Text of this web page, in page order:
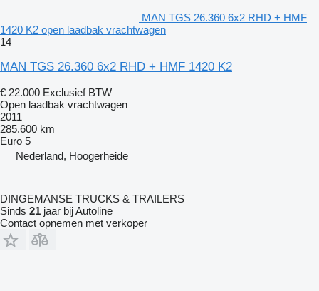
MAN TGS 26.360 6x2 RHD + HMF
1420 K2 open laadbak vrachtwagen
14
MAN TGS 26.360 6x2 RHD + HMF 1420 K2
€ 22.000 Exclusief BTW
Open laadbak vrachtwagen
2011
285.600 km
Euro 5
Nederland, Hoogerheide
DINGEMANSE TRUCKS & TRAILERS
Sinds 21 jaar bij Autoline
Contact opnemen met verkoper